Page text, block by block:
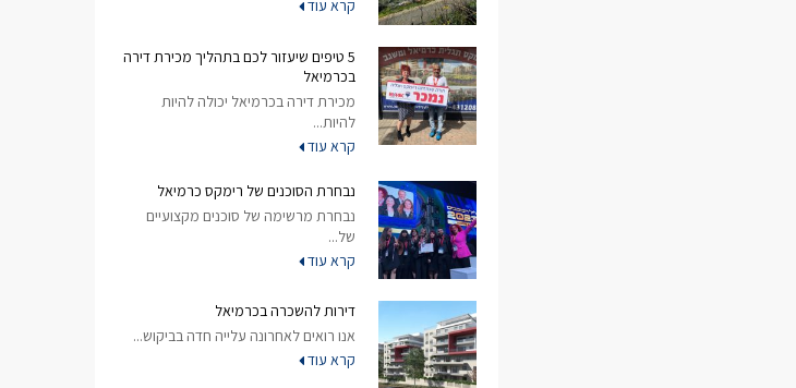
קרא עוד
5 טיפים שיעזור לכם בתהליך מכירת דירה
בכרמיאל
מכירת דירה בכרמיאל יכולה להיות
להיות...
קרא עוד
נבחרת הסוכנים של רימקס כרמיאל
נבחרת מרשימה של סוכנים מקצועיים
של...
קרא עוד
דירות להשכרה בכרמיאל
אנו רואים לאחרונה עלייה חדה בביקוש...
קרא עוד